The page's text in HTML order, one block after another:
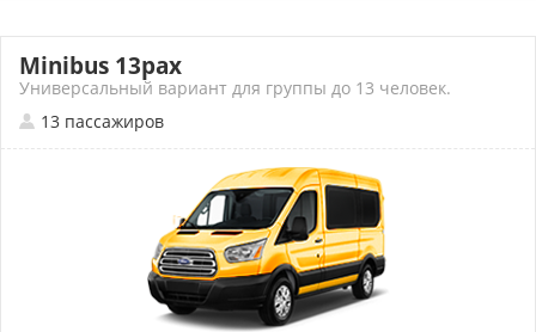
Minibus 13pax
Универсальный вариант для группы до 13 человек.
13 пассажиров